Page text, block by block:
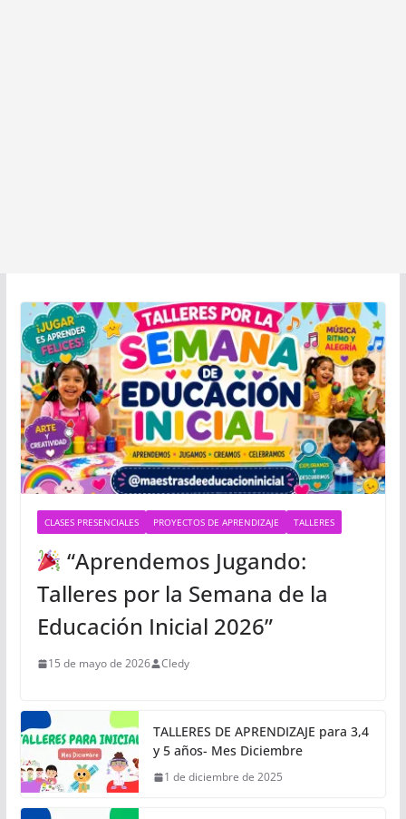
CLASES PRESENCIALES PROYECTOS DE APRENDIZAJE TALLERES
“Aprendemos Jugando:
Talleres por la Semana de la
Educación Inicial 2026”
15 de mayo de 2026 Cledy
TALLERES DE APRENDIZAJE para 3,4
y 5 años- Mes Diciembre
1 de diciembre de 2025